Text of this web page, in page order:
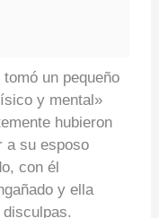
un pequeño
y mental»
hubieron
a su esposo
con él
y ella